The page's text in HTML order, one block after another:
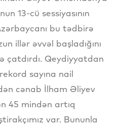
13-cü sessiyasının
bu tədbirə
illər əvvəl başladığını
çatdırdı. Qeydiyyatdan
sayına nail
cənab İlham Əliyev
45 mindən artıq
var. Bununla